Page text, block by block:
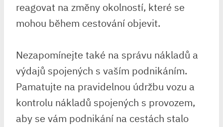
reagovat na změny okolností, které se
mohou během cestování objevit.
Nezapomínejte také na správu nákladů a
výdajů spojených s vaším podnikáním.
Pamatujte na pravidelnou údržbu vozu a
kontrolu nákladů spojených s provozem,
aby se vám podnikání na cestách stalo